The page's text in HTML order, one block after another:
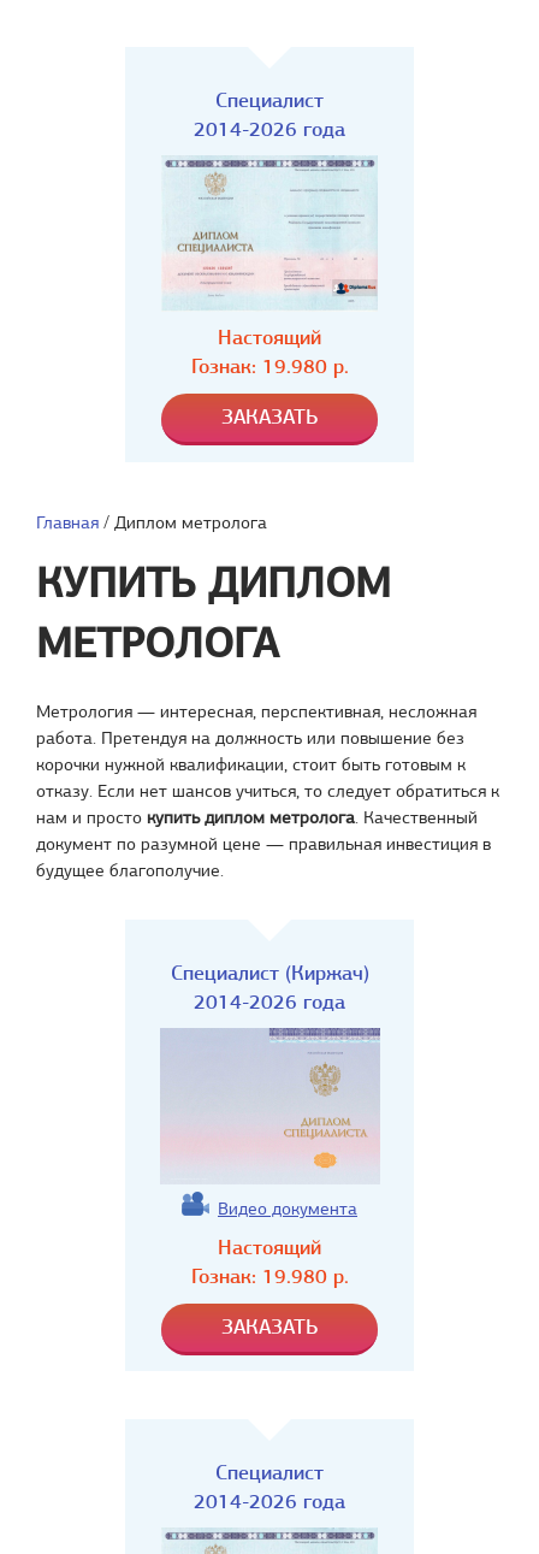
Специалист
2014-2026 года
Настоящий
Гознак: 19.980 р.
Главная / Диплом метролога
КУПИТЬ ДИПЛОМ
МЕТРОЛОГА
Метрология — интересная, перспективная, несложная
работа. Претендуя на должность или повышение без
корочки нужной квалификации, стоит быть готовым к
отказу. Если нет шансов учиться, то следует обратиться к
нам и просто купить диплом метролога. Качественный
документ по разумной цене — правильная инвестиция в
будущее благополучие.
Специалист (Киржач)
2014-2026 года
Видео документа
Настоящий
Гознак: 19.980р.
Специалист
2014-2026 года